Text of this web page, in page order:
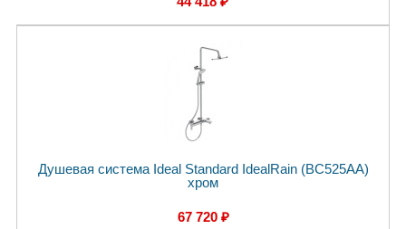
Душевая система Ideal Standard IdealRain (BC525AA)
хром
67 720 ₽